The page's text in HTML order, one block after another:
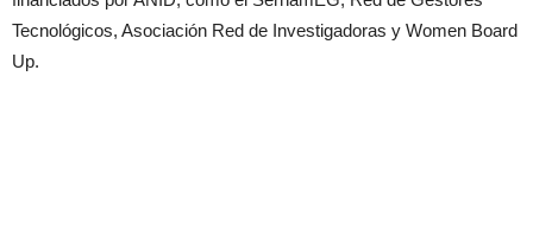
Tecnológicos, Asociación Red de Investigadoras y Women Board
Up.